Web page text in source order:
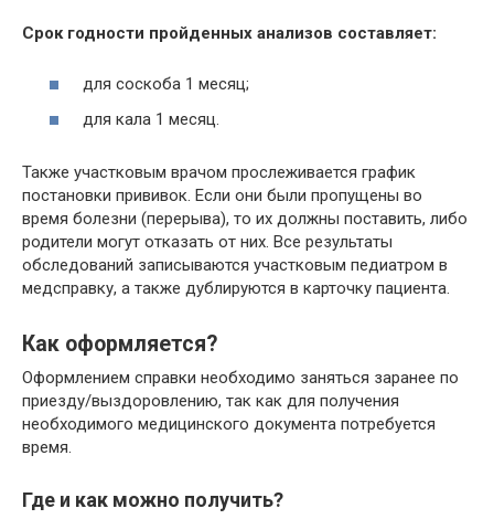
Срок годности пройденных анализов составляет:
для соскоба 1 месяц;
для кала 1 месяц.
Также участковым врачом прослеживается график
постановки прививок. Если они были пропущены во
время болезни (перерыва), то их должны поставить, либо
родители могут отказать от них. Все результаты
обследований записываются участковым педиатром в
медсправку, а также дублируются в карточку пациента.
Как оформляется?
Оформлением справки необходимо заняться заранее по
приезду/выздоровлению, так как для получения
необходимого медицинского документа потребуется
время.
Где и как можно получить?